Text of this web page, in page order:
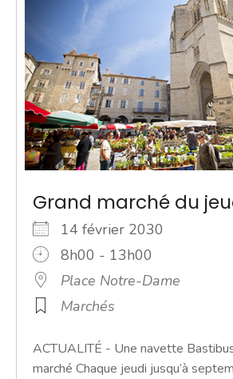
Grand marché du
14 février 2030
8h00 - 13h00
Place Notre-Dame
Marchés
ACTUALITÉ - Une navette
marché Chaque jeudi jusqu’à